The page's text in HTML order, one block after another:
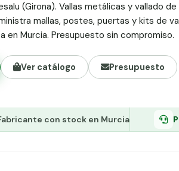
(Girona). Vallas metálicas y vallado de
mallas, postes, puertas y kits de
en Murcia. Presupuesto sin compromiso.
Ver catálogo Presupuesto
con stock en Murcia